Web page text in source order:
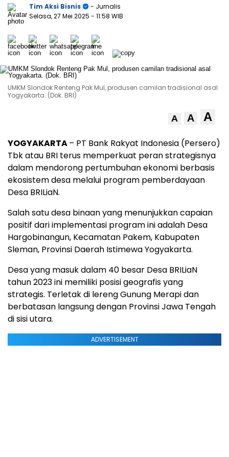
Tim Aksi Bisnis
- Jurnalis
Selasa, 27 Mei 2025 - 11:58 WIB
UMKM Slondok Renteng Pak Mul, produsen camilan tradisional asal
Yogyakarta. (Dok. BRI)
A A A
YOGYAKARTA– PT Bank Rakyat Indonesia (Persero)
Tbk atau BRI terus memperkuat peran strategisnya
dalam mendorong pertumbuhan ekonomi berbasis
ekosistem desa melalui program pemberdayaan
Desa BRILiaN.
Salah satu desa binaan yang menunjukkan capaian
positif dari implementasi program ini adalah Desa
Hargobinangun, Kecamatan Pakem, Kabupaten
Sleman, Provinsi Daerah Istimewa Yogyakarta.
Desa yang masuk dalam 40 besar Desa BRILiaN
tahun 2023 ini memiliki posisi geografis yang
strategis. Terletak di lereng Gunung Merapi dan
berbatasan langsung dengan Provinsi Jawa Tengah
di sisi utara.
ADVERTISEMENT